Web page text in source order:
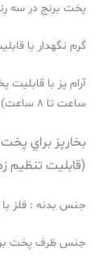
پخت برنج در سه
گرم نگهدار با
آرام پز با
ساعت تا 8 ساعت)
بخارپز براي
(قابليت تنظيم زمان از 45 دقيقه
جنس بدنه : فلز
جنس ظرف پخت